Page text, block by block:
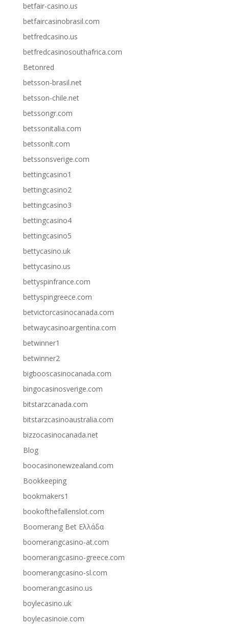
betfair-casino.us
betfaircasinobrasil.com
betfredcasino.us
betfredcasinosouthafrica.com
Betonred
betsson-brasil.net
betsson-chile.net
betssongr.com
betssonitalia.com
betssonlt.com
betssonsverige.com
bettingcasino1
bettingcasino2
bettingcasino3
bettingcasino4
bettingcasino5
bettycasino.uk
bettycasino.us
bettyspinfrance.com
bettyspingreece.com
betvictorcasinocanada.com
betwaycasinoargentina.com
betwinner1
betwinner2
bigbooscasinocanada.com
bingocasinosverige.com
bitstarzcanada.com
bitstarzcasinoaustralia.com
bizzocasinocanada.net
Blog
boocasinonewzealand.com
Bookkeeping
bookmakers1
bookofthefallenslot.com
Boomerang Bet Ελλάδα
boomerangcasino-at.com
boomerangcasino-greece.com
boomerangcasino-sl.com
boomerangcasino.us
boylecasino.uk
boylecasinoie.com